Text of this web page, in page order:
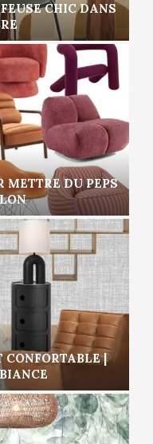
CHIC DANS
METTRE DU PEPS
CONFORTABLE |